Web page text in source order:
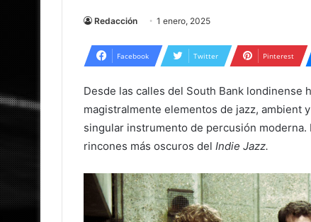
Redacción 1 enero, 2025
Facebook Twitter Pinterest
Desde las calles del South Bank
magistralmente elementos de jazz, ambient
singular instrumento de percusión
rincones más oscuros del Indie Jazz.